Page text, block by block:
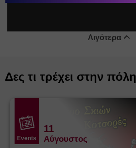
Λιγότερα
Δες τι τρέχει στην πόλη
Events
11
Αύγουστος